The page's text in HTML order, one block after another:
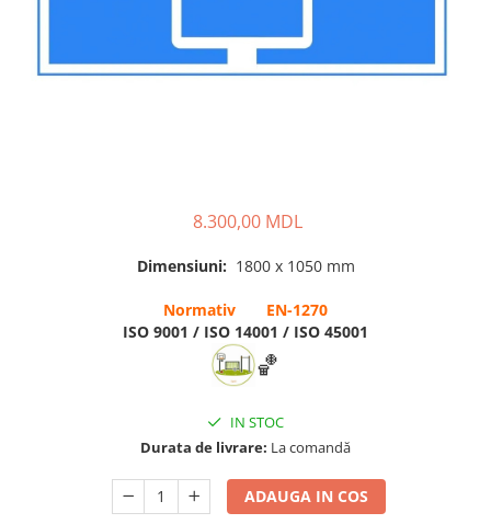
8.300,00 MDL
Dimensiuni: 1800 x 1050 mm
Normativ EN-1270
ISO 9001 / ISO 14001 / ISO 45001
🏀
IN STOC
Durata de livrare: La comandă
ADAUGA IN COS